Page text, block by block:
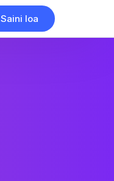
Saini loa